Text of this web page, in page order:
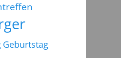
Geburtstag